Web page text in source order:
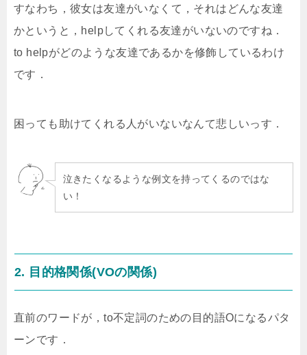
すなわち，彼女は友達がいなくて，それはどんな友達
かというと，helpしてくれる友達がいないのですね．
to helpがどのような友達であるかを修飾しているわけ
です．
困っても助けてくれる人がいないなんて悲しいっす．
泣きたくなるような例文を持ってくるのではな
い！
2. 目的格関係(VOの関係)
直前のワードが，to不定詞のための目的語Oになるパタ
ーンです．